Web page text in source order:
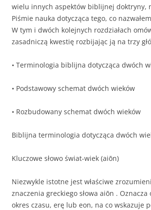
wielu innych aspektów biblijnej doktryny,
Piśmie nauka dotycząca tego, co nazwałem
W tym i dwóch kolejnych rozdziałach
zasadniczą kwestię rozbijając ją na trzy
• Terminologia biblijna dotycząca dwóch
• Podstawowy schemat dwóch wieków
• Rozbudowany schemat dwóch wieków
Biblijna terminologia dotycząca dwóch
Kluczowe słowo świat-wiek (aiōn)
Niezwykle istotne jest właściwe
znaczenia greckiego słowa aiōn . Oznacza
okres czasu, erę lub eon, na co wskazuje